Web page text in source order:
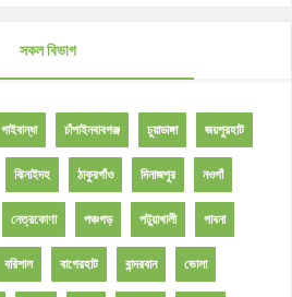
সকল বিভাগ
গাইবান্ধা চাঁপাইনবাবগঞ্জ চুয়াডাঙ্গা জয়পুরহাট
ঝিনাইদহ ঠাকুরগাঁও দিনাজপুর নওগাঁ
নেত্রকোণা পঞ্চগড় পটুয়াখালী পাবনা
বরিশাল বাগেরহাট বান্দরবান ভোলা